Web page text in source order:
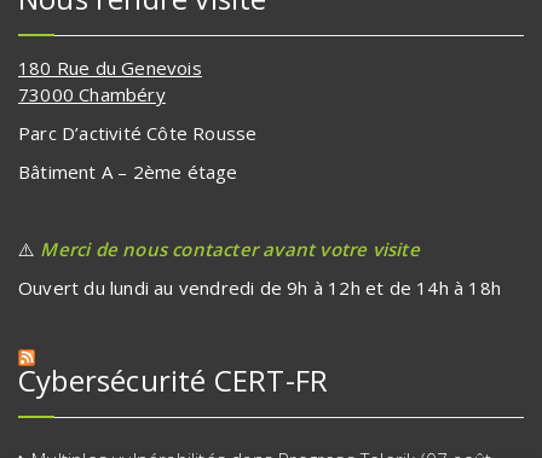
180 Rue du Genevois
73000 Chambéry
Parc D’activité Côte Rousse
Bâtiment A – 2ème étage
⚠️ Merci de nous contacter avant votre visite
Ouvert du lundi au vendredi de 9h à 12h et de 14h à 18h
Cybersécurité CERT-FR